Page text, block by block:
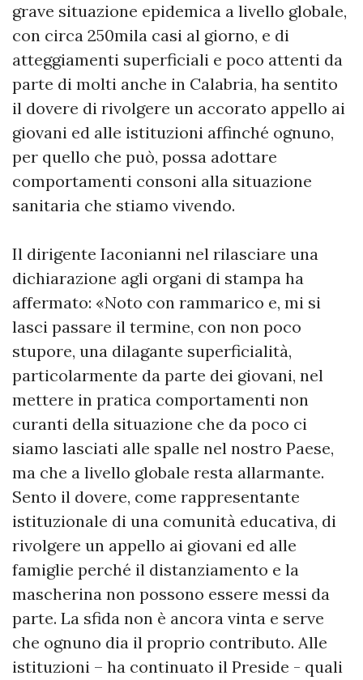
grave situazione epidemica a livello globale,
con circa 250mila casi al giorno, e di
atteggiamenti superficiali e poco attenti da
parte di molti anche in Calabria, ha sentito
il dovere di rivolgere un accorato appello ai
giovani ed alle istituzioni affinché ognuno,
per quello che può, possa adottare
comportamenti consoni alla situazione
sanitaria che stiamo vivendo.
Il dirigente Iaconianni nel rilasciare una
dichiarazione agli organi di stampa ha
affermato: «Noto con rammarico e, mi si
lasci passare il termine, con non poco
stupore, una dilagante superficialità,
particolarmente da parte dei giovani, nel
mettere in pratica comportamenti non
curanti della situazione che da poco ci
siamo lasciati alle spalle nel nostro Paese,
ma che a livello globale resta allarmante.
Sento il dovere, come rappresentante
istituzionale di una comunità educativa, di
rivolgere un appello ai giovani ed alle
famiglie perché il distanziamento e la
mascherina non possono essere messi da
parte. La sfida non è ancora vinta e serve
che ognuno dia il proprio contributo. Alle
istituzioni – ha continuato il Preside - quali